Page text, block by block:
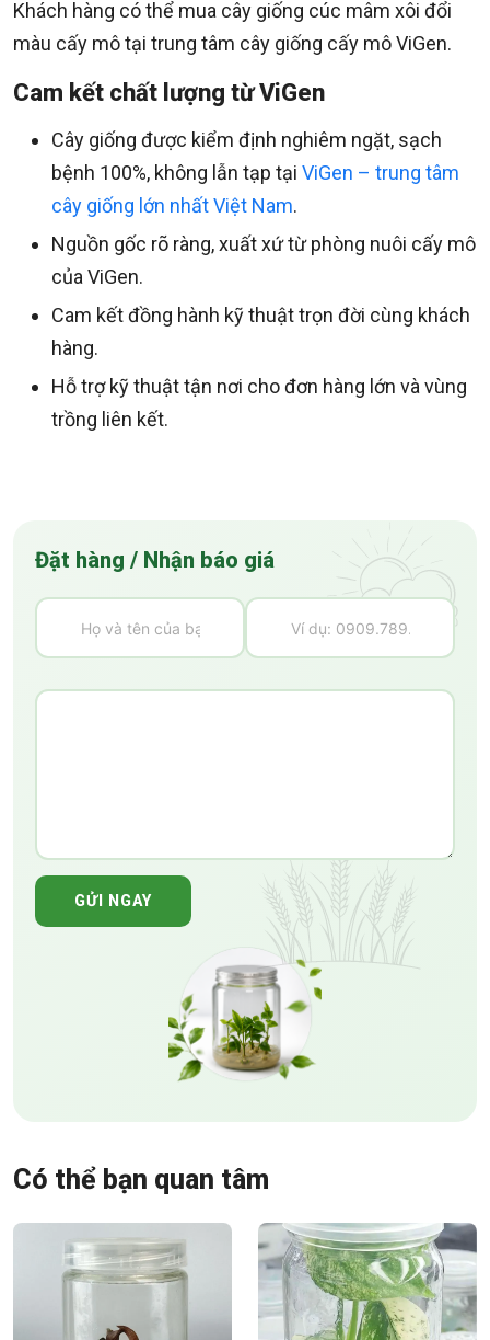
Khách hàng có thể mua cây giống cúc mâm xôi đổi
màu cấy mô tại trung tâm cây giống cấy mô ViGen.
Cam kết chất lượng từ ViGen
Cây giống được kiểm định nghiêm ngặt, sạch
bệnh 100%, không lẫn tạp tại ViGen – trung tâm
cây giống lớn nhất Việt Nam.
Nguồn gốc rõ ràng, xuất xứ từ phòng nuôi cấy mô
của ViGen.
Cam kết đồng hành kỹ thuật trọn đời cùng khách
hàng.
Hỗ trợ kỹ thuật tận nơi cho đơn hàng lớn và vùng
trồng liên kết.
Đặt hàng / Nhận báo giá
GỬI NGAY
Có thể bạn quan tâm